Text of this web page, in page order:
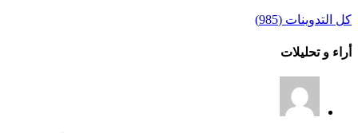
كل التدوينات (985)
أراء و تحليلات